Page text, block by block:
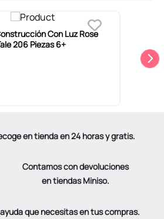
Con Luz Rose
206 Piezas 6+
en tienda en 24 horas y gratis.
Contamos con devoluciones
en tiendas Miniso.
que necesitas en tus compras.